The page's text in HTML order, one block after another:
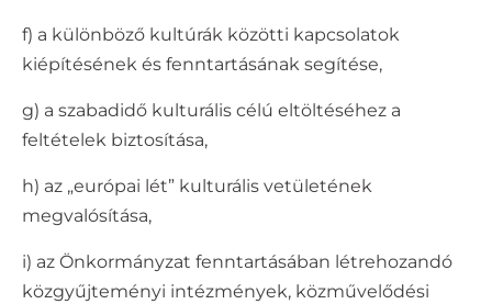
f) a különböző kultúrák közötti kapcsolatok
kiépítésének és fenntartásának segítése,
g) a szabadidő kulturális célú eltöltéséhez a
feltételek biztosítása,
h) az „európai lét” kulturális vetületének
megvalósítása,
i) az Önkormányzat fenntartásában létrehozandó
közgyűjteményi intézmények, közművelődési